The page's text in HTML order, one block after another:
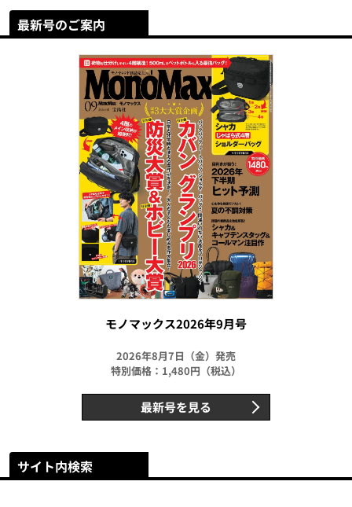
最新号のご案内
モノマックス2026年9月号
2026年8月7日（金）発売
特別価格：1,480円（税込）
最新号を見る
サイト内検索